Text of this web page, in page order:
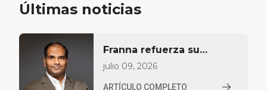
Últimas noticias
Franna refuerza su
presencia en Oriente
julio 09, 2026
ARTÍCULO COMPLETO